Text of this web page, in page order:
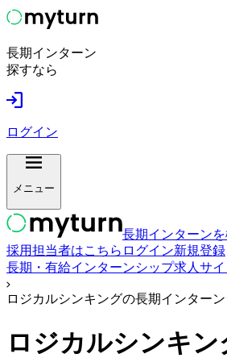
長期インターン
探すなら
ログイン
メニュー
長期インターン
採用担当者はこちら ログイン新規登録
長期・有給インターンシップ求人サ
ロジカルシンキングの長期インター
ロジカルシンキン